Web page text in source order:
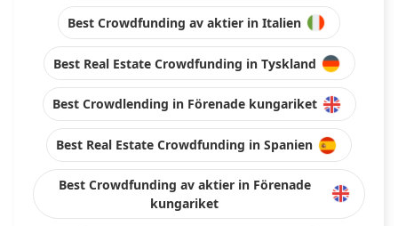
Best Crowdfunding av aktier in Italien
Best Real Estate Crowdfunding in Tyskland
Best Crowdlending in Förenade kungariket
Best Real Estate Crowdfunding in Spanien
Best Crowdfunding av aktier in Förenade
kungariket